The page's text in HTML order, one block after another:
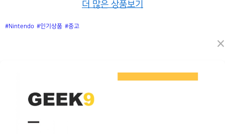
더 많은 상품보기
#Nintendo #인기상품 #중고
×